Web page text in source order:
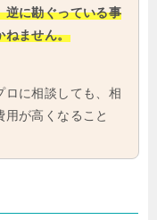
逆に勘ぐっている事
ねません。
ロに相談しても、相
が高くなること